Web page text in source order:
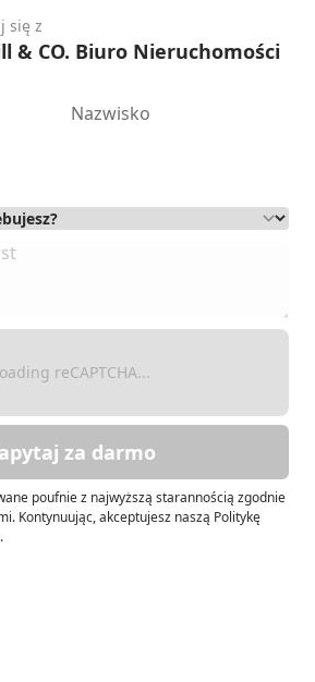
się z
& CO. Biuro Nieruchomości
reCAPTCHA...
za darmo
poufnie z najwyższą starannością zgodnie
Kontynuując, akceptujesz naszą Politykę